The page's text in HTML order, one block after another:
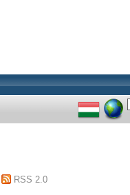
RSS 2.0